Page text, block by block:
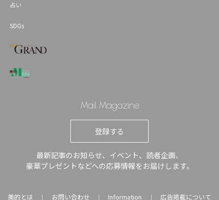
占い
SDGs
Mail Magazine
登録する
最新記事のお知らせ、イベント、読者企画、
豪華プレゼントなどへの応募情報をお届けします。
美的とは ｜ お問い合わせ ｜ Information ｜ 広告掲載について